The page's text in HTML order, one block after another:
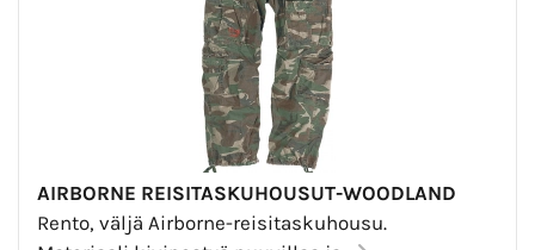
AIRBORNE REISITASKUHOUSUT-WOODLAND
Rento, väljä Airborne-reisitaskuhousu.